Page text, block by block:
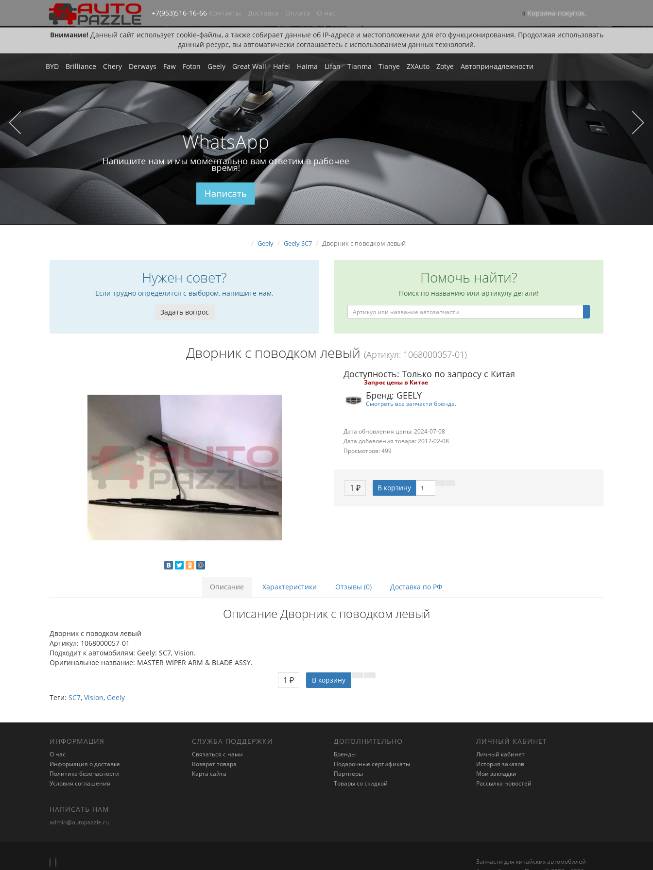
Внимание!Данный сайт использует cookie-файлы, а также собирает данные об IP-адресе и местоположении для его функционирования. Продолжая использовать
данный ресурс, вы автоматически соглашаетесь с использованием данных технологий.
+7(953)516-16-66 Контакты Доставка Оплата О нас 0 Корзина покупок.
BYD Brilliance Chery Derways Faw Foton Geely Great Wall Hafei Haima Lifan Tianma Tianye ZXAuto Zotye Автопринадлежности
WhatsApp
Напишите нам и мы моментально вам ответим в рабочее
время!
Написать
Geely Geely SC7 Дворник с поводком левый
Нужен совет?
Если трудно определится с выбором, напишите нам.
Задать вопрос
Помочь найти?
Поиск по названию или артикулу детали!
Дворник с поводком левый (Артикул: 1068000057-01)
Доступность: Только по запросу с Китая
Запрос цены в Китае
Бренд: GEELY
Смотреть все запчасти бренда.
Дата обновления цены: 2024-07-08
Дата добавления товара: 2017-02-08
Просмотров: 499
1 ₽ В корзину
Описание Характеристики Отзывы (0) Доставка по РФ
Описание Дворник с поводком левый
Дворник с поводком левый
Артикул: 1068000057-01
Подходит к автомобилям: Geely: SC7, Vision.
Оригинальное название: MASTER WIPER ARM & BLADE ASSY.
1 ₽
В корзину
Теги: SC7, Vision, Geely
ИНФОРМАЦИЯ
О нас
Информация о доставке
Политика безопасности
Условия соглашения
СЛУЖБА ПОДДЕРЖКИ
Связаться с нами
Возврат товара
Карта сайта
ДОПОЛНИТЕЛЬНО
Бренды
Подарочные сертификаты
Партнёры
Товары со скидкой
ЛИЧНЫЙ КАБИНЕТ
Личный кабинет
История заказов
Мои закладки
Рассылка новостей
НАПИСАТЬ НАМ
admin@autopazzle.ru
Запчасти для китайских автомобилей